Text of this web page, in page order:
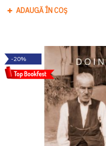
ADAUGĂ ÎN COȘ
-20%